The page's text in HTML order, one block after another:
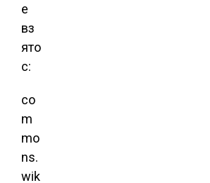
е
вз
ято
с:
co
m
mo
ns.
wik